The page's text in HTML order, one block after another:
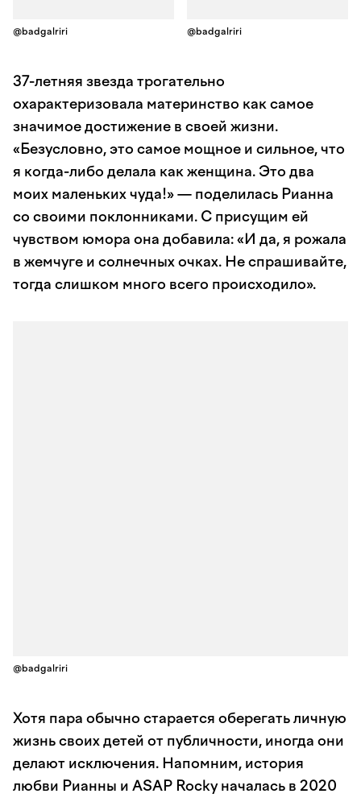
@badgalriri @badgalriri
37-летняя звезда трогательно
охарактеризовала материнство как самое
значимое достижение в своей жизни.
«Безусловно, это самое мощное и сильное, что
я когда-либо делала как женщина. Это два
моих маленьких чуда!» — поделилась Рианна
со своими поклонниками. С присущим ей
чувством юмора она добавила: «И да, я рожала
в жемчуге и солнечных очках. Не спрашивайте,
тогда слишком много всего происходило».
@badgalriri
Хотя пара обычно старается оберегать личную
жизнь своих детей от публичности, иногда они
делают исключения. Напомним, история
любви Рианны и ASAP Rocky началась в 2020